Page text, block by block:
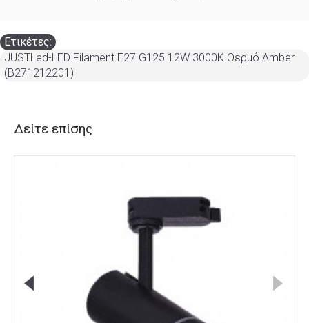
Ετικέτες:
JUSTLed-LED Filament Ε27 G125 12W 3000K Θερμό Amber
(B271212201)
Δείτε επίσης